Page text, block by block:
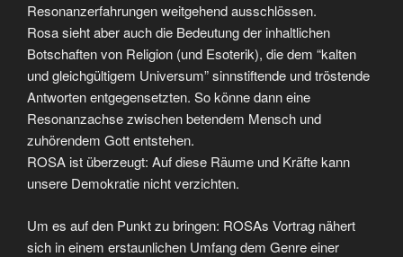
Resonanzerfahrungen weitgehend ausschlössen.
Rosa sieht aber auch die Bedeutung der inhaltlichen
Botschaften von Religion (und Esoterik), die dem “kalten
und gleichgültigem Universum” sinnstiftende und tröstende
Antworten entgegensetzten. So könne dann eine
Resonanzachse zwischen betendem Mensch und
zuhörendem Gott entstehen.
ROSA ist überzeugt: Auf diese Räume und Kräfte kann
unsere Demokratie nicht verzichten.
Um es auf den Punkt zu bringen: ROSAs Vortrag nähert
sich in einem erstaunlichen Umfang dem Genre einer